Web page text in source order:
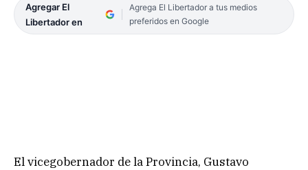
Agregar El
Libertador en
Agrega El Libertador a tus medios
preferidos en Google
El vicegobernador de la Provincia, Gustavo